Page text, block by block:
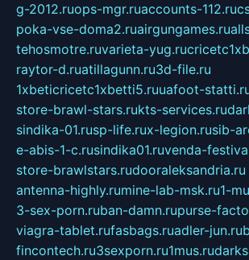
g-2012.ruops-mgr.ruaccounts-112.ru
poka-vse-doma2.ruairgungames.ru
tehosmotre.ruvarieta-yug.ru
raytor-d.ruatillagunn.ru3d-file.ru
1xbeticricetc1xbetti5.ruuafoot-
store-brawl-stars.rukts-services.ru
sindika-01.rusp-life.rux-legion.rusib-
e-abis-1-c.rusindika01.ruvenda-
store-brawlstars.rudooraleksandria.ru
antenna-highly.rumine-lab-msk.ru1-
3-sex-porn.ruban-damn.rupurse-
viagra-tablet.rufasbags.ruadler-jun.ru
fincontech.ru3sexporn.ru1mus.ru